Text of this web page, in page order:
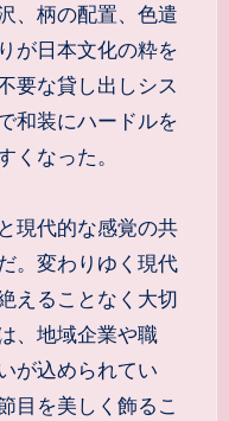
、柄の配置、色遣
が日本文化の粋を
要な貸し出しシス
和装にハードルを
くなった。
現代的な感覚の共
。変わりゆく現代
えることなく大切
、地域企業や職
が込められてい
目を美しく飾るこ